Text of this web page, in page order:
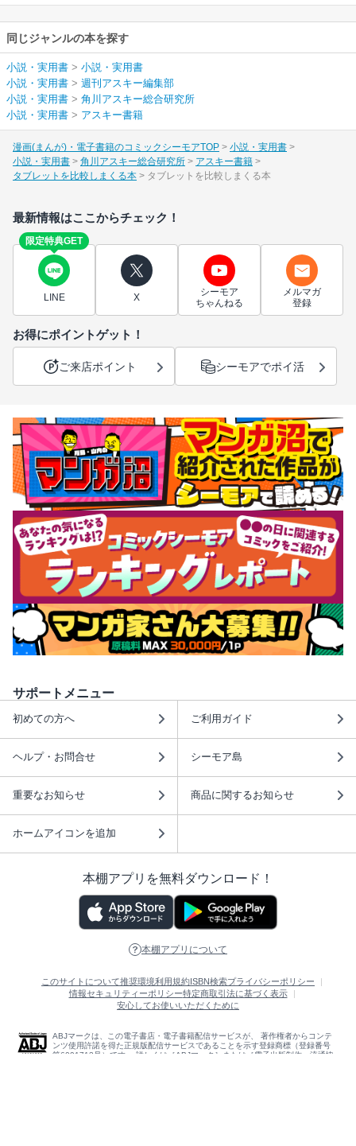
同じジャンルの本を探す
小説・実用書 > 小説・実用書
小説・実用書 > 週刊アスキー編集部
小説・実用書 > 角川アスキー総合研究所
小説・実用書 > アスキー書籍
漫画(まんが)・電子書籍のコミックシーモアTOP
小説・実用書
小説・実用書
角川アスキー総合研究所
アスキー書籍
タブレットを比較しまくる本
タブレットを比較しまくる本
最新情報はここからチェック！
限定特典GET
LINE X
シーモア
ちゃんねる
メルマガ
登録
お得にポイントゲット！
ご来店ポイント シーモアでポイ活
サポートメニュー
初めての方へ ご利用ガイド
ヘルプ・お問合せ シーモア島
重要なお知らせ 商品に関するお知らせ
ホームアイコンを追加
本棚アプリを無料ダウンロード！
本棚アプリについて
このサイトについて推奨環境利用規約 ISBN検索プライバシーポリシー
情報セキュリティーポリシー特定商取引法に基づく表示
安心してお使いいただくために
ABJマークは、この電子書店・電子書籍配信サービスが、 著作権者からコンテ
ンツ使用許諾を得た正規版配信サービスであることを示す登録商標（登録番号
第6091713号）です。 詳しくは［ABJマーク］または［電子出版制作・流通協